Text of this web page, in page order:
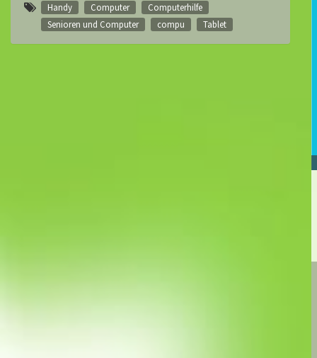
Handy Computer
Computerhilfe
Senioren und Computer
compu Tablet